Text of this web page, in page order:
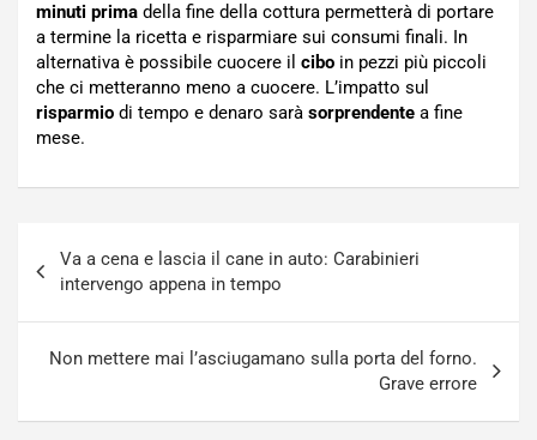
minuti prima della fine della cottura permetterà di portare
a termine la ricetta e risparmiare sui consumi finali. In
alternativa è possibile cuocere il cibo in pezzi più piccoli
che ci metteranno meno a cuocere. L’impatto sul
risparmio di tempo e denaro sarà sorprendente a fine
mese.
articoli
Va a cena e lascia il cane in auto: Carabinieri
intervengo appena in tempo
Non mettere mai l’asciugamano sulla porta del forno.
Grave errore